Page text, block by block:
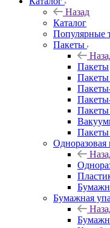
Назад
Каталог
Популярные
Пакеты
Пакеты
Пакеты
Одноразовая
Бумажная